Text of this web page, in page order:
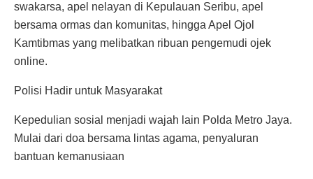
swakarsa, apel nelayan di Kepulauan Seribu, apel
bersama ormas dan komunitas, hingga Apel Ojol
Kamtibmas yang melibatkan ribuan pengemudi ojek
online.
Polisi Hadir untuk Masyarakat
Kepedulian sosial menjadi wajah lain Polda Metro Jaya.
Mulai dari doa bersama lintas agama, penyaluran
bantuan kemanusiaan